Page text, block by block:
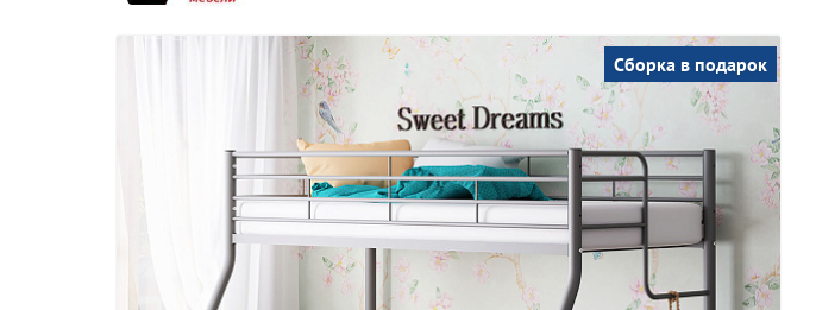
Сборка в подарок